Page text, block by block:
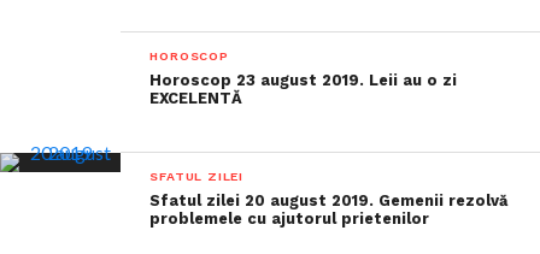
HOROSCOP
Horoscop 23 august 2019. Leii au o zi
EXCELENTĂ
SFATUL ZILEI
Sfatul zilei 20 august 2019. Gemenii rezolvă
problemele cu ajutorul prietenilor